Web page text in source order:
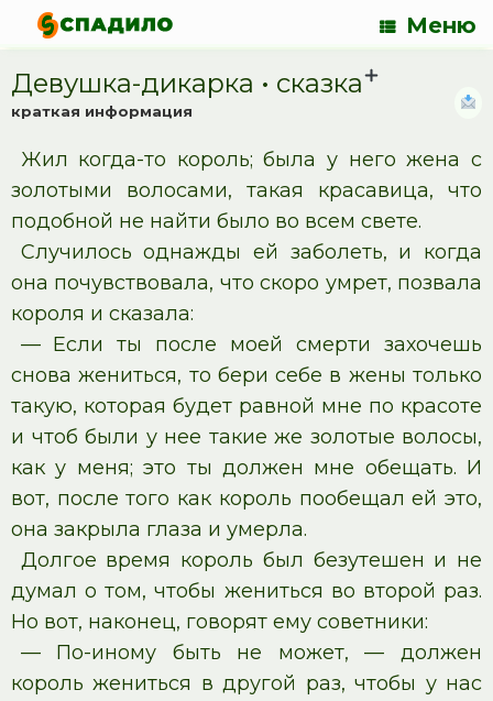
Меню
Девушка-дикарка • cказка
краткая информация
Жил когда-то король; была у него жена с
золотыми волосами, такая красавица, что
подобной не найти было во всем свете.
Случилось однажды ей заболеть, и когда
она почувствовала, что скоро умрет, позвала
короля и сказала:
— Если ты после моей смерти захочешь
снова жениться, то бери себе в жены только
такую, которая будет равной мне по красоте
и чтоб были у нее такие же золотые волосы,
как у меня; это ты должен мне обещать. И
вот, после того как король пообещал ей это,
она закрыла глаза и умерла.
Долгое время король был безутешен и не
думал о том, чтобы жениться во второй раз.
Но вот, наконец, говорят ему советники:
— По-иному быть не может, — должен
король жениться в другой раз, чтобы у нас